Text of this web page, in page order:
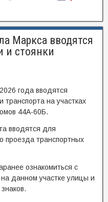
Маркса вводятся
и стоянки
года вводятся
транспорта на участках
44А-60Б.
вводятся для
проезда транспортных
ознакомиться с
данном участке улицы и